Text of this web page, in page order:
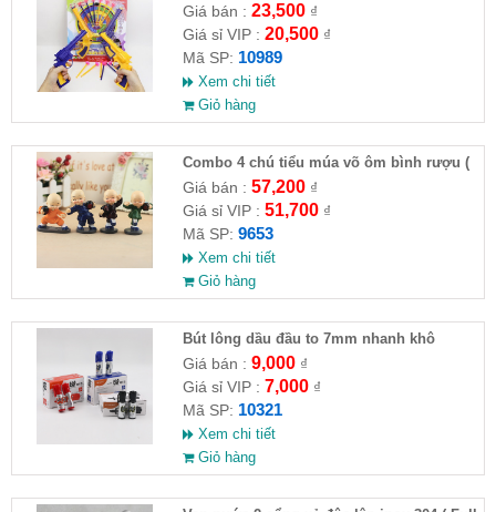
Giá bán : 23,500₫
Giá sỉ VIP : 20,500₫
Mã SP: 10989
Xem chi tiết
Giỏ hàng
Combo 4 chú tiểu múa võ ôm bình rượu (
HĐ )
Giá bán : 57,200₫
Giá sỉ VIP : 51,700₫
Mã SP: 9653
Xem chi tiết
Giỏ hàng
Bút lông dầu đầu to 7mm nhanh khô
Giá bán : 9,000₫
Giá sỉ VIP : 7,000₫
Mã SP: 10321
Xem chi tiết
Giỏ hàng